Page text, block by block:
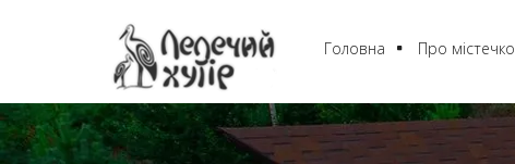
Головна Про містечко